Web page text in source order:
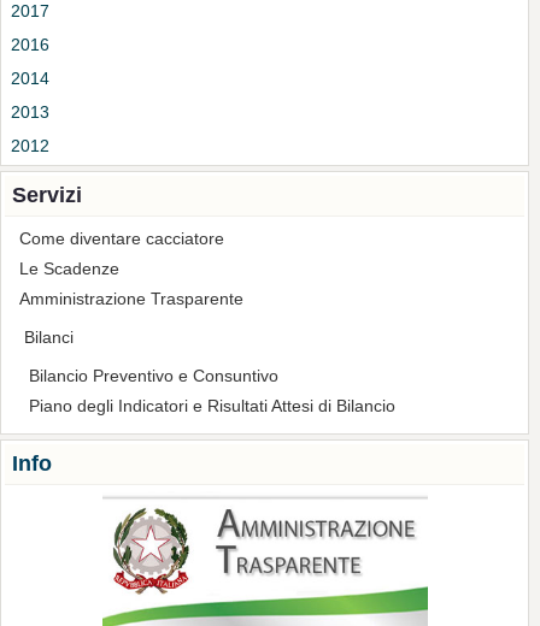
2017
2016
2014
2013
2012
Servizi
Come diventare cacciatore
Le Scadenze
Amministrazione Trasparente
Bilanci
Bilancio Preventivo e Consuntivo
Piano degli Indicatori e Risultati Attesi di Bilancio
Info